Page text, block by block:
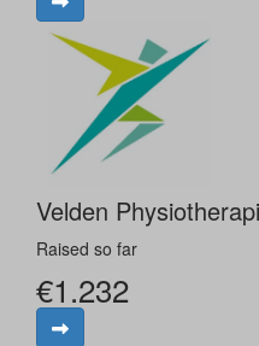
Velden
Raised so far
€1.232